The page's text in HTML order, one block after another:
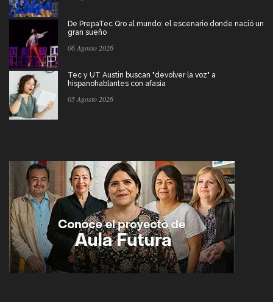
De PrepaTec Qro al mundo: el escenario donde nació un
gran sueño
06 Agosto 2026
Tec y UT Austin buscan "devolver la voz" a
hispanohablantes con afasia
05 Agosto 2026